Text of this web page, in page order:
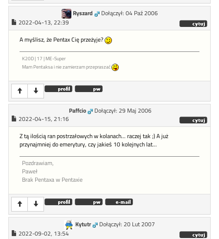
Ryszard
Dołączył: 04 Paź 2006
2022-04-13, 22:39
A myślisz, że Pentax Cię przeżyje?
K20D | 17 | ME-Super
Mam Pentaksa i nie zamierzam przepraszać
Paffcio
Dołączył: 29 Maj 2006
2022-04-15, 21:16
Z tą ilością ran postrzałowych w kolanach... raczej tak ;) A już
przynajmniej do emerytury, czy jakieś 10 kolejnych lat...
Pozdrawiam,
Paweł
Brak Pentaxa w Pentaxie
Kytutr
Dołączył: 20 Lut 2007
2022-09-02, 13:54